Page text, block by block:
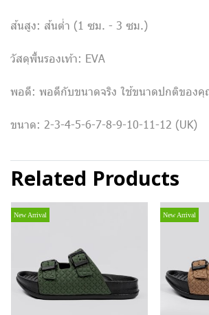
ส้นสูง: ส้นต่ำ (1 ซม. - 3 ซม.)
วัสดุพื้นรองเท้า: EVA
พอดี: พอดีกับขนาดจริง ใช้ขนาดปกติของ
ขนาด: 2-3-4-5-6-7-8-9-10-11-12 (UK)
Related Products
New Arrival New Arrival